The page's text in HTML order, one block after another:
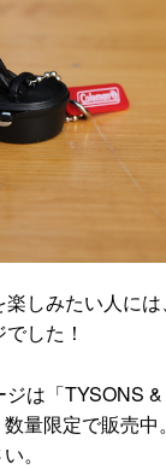
しみたい人に
した！
は「TYSONS
量限定で販売中
。